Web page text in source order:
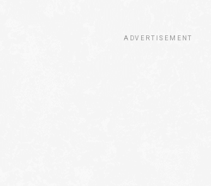
ADVERTISEMENT